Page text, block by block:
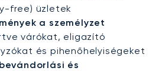
free) üzletek
a személyzet
várókat, eligazító
és pihenőhelyiségeket
és